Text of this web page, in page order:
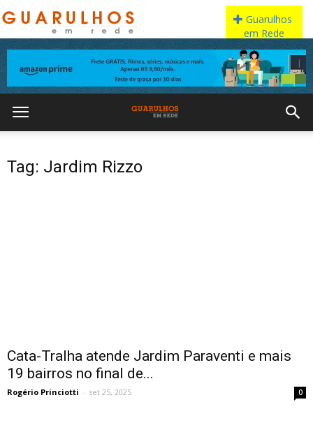
Tag: Jardim Rizzo
Cata-Tralha atende Jardim Paraventi e mais
19 bairros no final de...
Rogério Princiotti - set 25, 2025 0